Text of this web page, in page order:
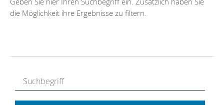
die Möglichkeit ihre Ergebnisse zu filtern.